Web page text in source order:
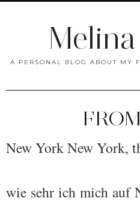
A PERSONAL BLOG ABOUT MY
New York New York,
wie sehr ich mich auf